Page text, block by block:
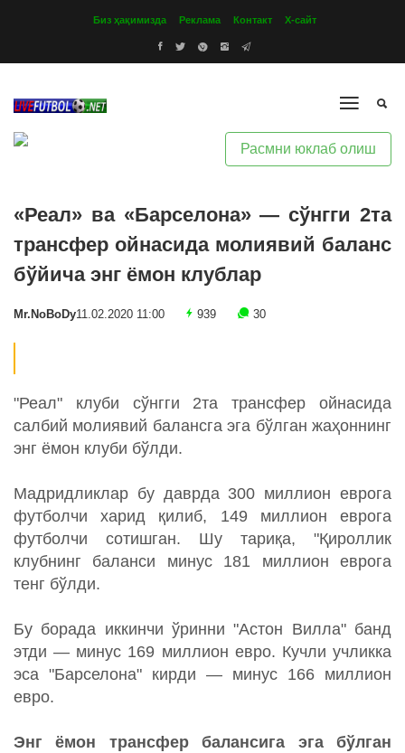
Биз ҳақимизда Реклама Контакт Х-сайт
Расмни юклаб олиш
«Реал» ва «Барселона» — сўнгги 2та
трансфер ойнасида молиявий баланс
бўйича энг ёмон клублар
Mr.NoBoDy11.02.2020 11:00 939 30
"Реал" клуби сўнгги 2та трансфер ойнасида
салбий молиявий балансга эга бўлган жаҳоннинг
энг ёмон клуби бўлди.
Мадридликлар бу даврда 300 миллион еврога
футболчи харид қилиб, 149 миллион еврога
футболчи сотишган. Шу тариқа, "Қироллик
клубнинг баланси минус 181 миллион еврога
тенг бўлди.
Бу борада иккинчи ўринни "Астон Вилла" банд
этди — минус 169 миллион евро. Кучли учликка
эса "Барселона" кирди — минус 166 миллион
евро.
Энг ёмон трансфер балансига эга бўлган